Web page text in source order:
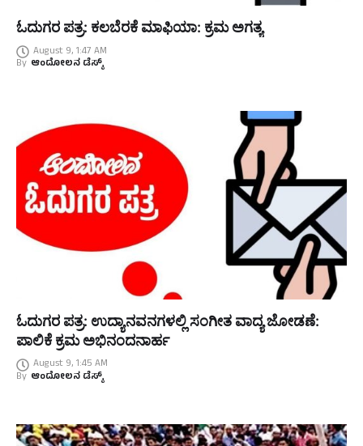
ಓದುಗರ ಪತ್ರ: ಕಲಬೆರಕೆ ಮಾಫಿಯಾ: ಕ್ರಮ ಅಗತ್ಯ
August 9, 1:47 AM
By ಆಂದೋಲನ ಡೆಸ್ಕ್
ಓದುಗರ ಪತ್ರ: ಉದ್ಯಾನವನಗಳಲ್ಲಿ ಸಂಗೀತ ವಾದ್ಯ ಜೋಡಣೆ:
ಪಾಲಿಕೆ ಕ್ರಮ ಅಭಿನಂದನಾರ್ಹ
August 9, 1:45 AM
By ಆಂದೋಲನ ಡೆಸ್ಕ್